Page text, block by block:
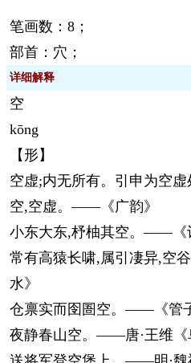
笔画数：8；
部首：穴；
详细解释
空
kōng
【形】
空虚;内无所有。引申为空虚
空,空虚。——《广韵》
小东大东,杼柚其空。——《
常有高猿长啸,属引凄异,空
水》
仓禀实而囹圄空。——《管子
夜静春山空。——唐·王维《